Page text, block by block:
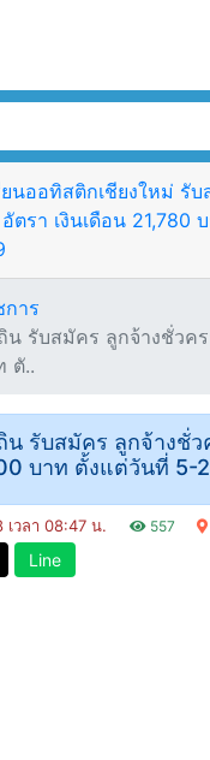
ยนออทิสติกเชียงใหม่ รั
ตรา เงินเดือน 21,780
การ
น รับสมัคร ลูกจ้างชั่วคร
ตั..
น รับสมัคร ลูกจ้างชั่ว
บาท ตั้งแต่วันที่ 5-
เวลา 08:47 น. 557
Line